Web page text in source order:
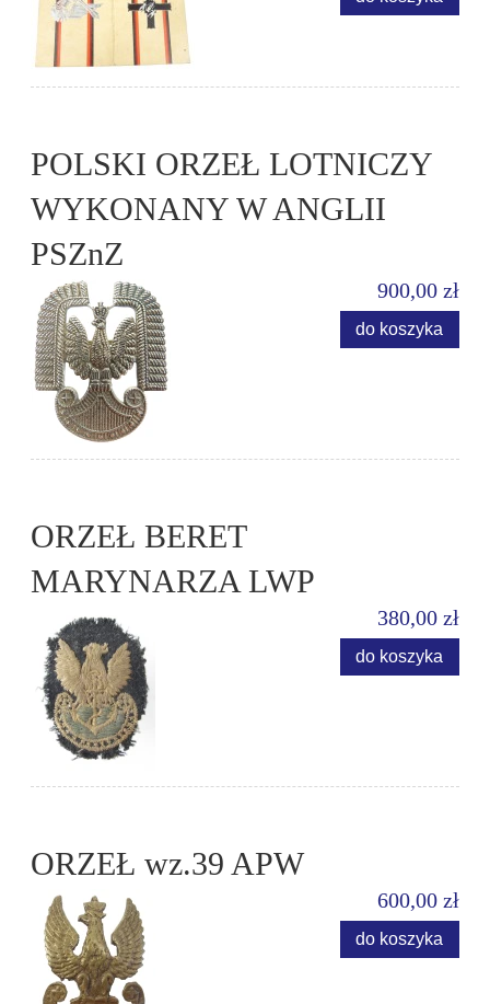
POLSKI ORZEŁ LOTNICZY
WYKONANY W ANGLII
PSZnZ
900,00 zł
do koszyka
ORZEŁ BERET
MARYNARZA LWP
380,00 zł
do koszyka
ORZEŁ wz.39 APW
600,00 zł
do koszyka